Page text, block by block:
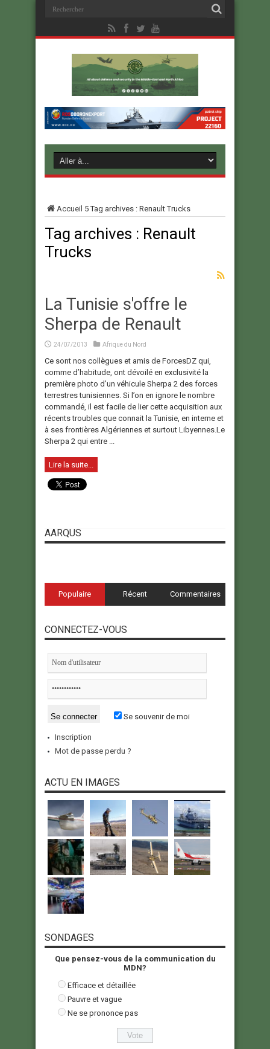
Accueil 5Tag archives : Renault Trucks
Tag archives : Renault
Trucks
La Tunisie s'offre le
Sherpa de Renault
24/07/2013 Afrique du Nord
Ce sont nos collègues et amis de ForcesDZ qui,
comme d’habitude, ont dévoilé en exclusivité la
première photo d’un véhicule Sherpa 2 des forces
terrestres tunisiennes. Si l’on en ignore le nombre
commandé, il est facile de lier cette acquisition aux
récents troubles que connait la Tunisie, en interne et
à ses frontières Algériennes et surtout Libyennes.Le
Sherpa 2 qui entre ...
Lire la suite...
AARQUS
Populaire Récent Commentaires
CONNECTEZ-VOUS
Se souvenir de moi
Inscription
Mot de passe perdu ?
ACTU EN IMAGES
SONDAGES
Que pensez-vous de la communication du
MDN?
Efficace et détaillée
Pauvre et vague
Ne se prononce pas